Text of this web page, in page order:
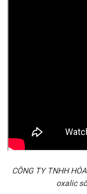
CÔNG TY TNHH
oxalic